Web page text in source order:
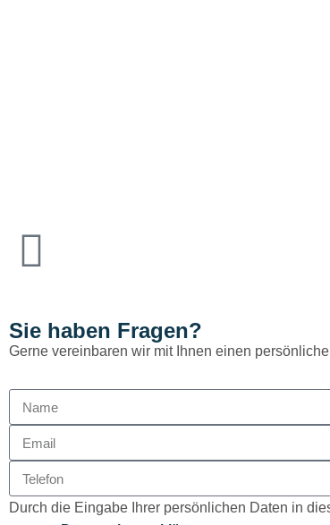
Sie haben Fragen?
Gerne vereinbaren wir mit Ihnen einen
Durch die Eingabe Ihrer persönlichen Daten in